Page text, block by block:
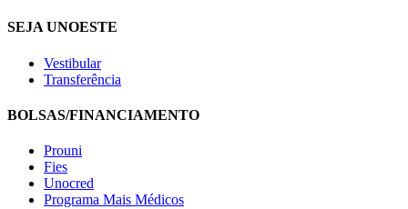
SEJA UNOESTE
Vestibular
Transferência
BOLSAS/FINANCIAMENTO
Prouni
Fies
Unocred
Programa Mais Médicos